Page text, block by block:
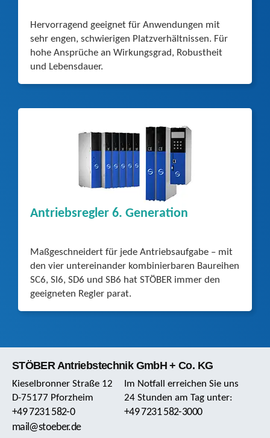
Hervorragend geeignet für Anwendungen mit
sehr engen, schwierigen Platzverhältnissen. Für
hohe Ansprüche an Wirkungsgrad, Robustheit
und Lebensdauer.
Antriebsregler 6. Generation
Maßgeschneidert für jede Antriebsaufgabe – mit
den vier untereinander kombinierbaren Baureihen
SC6, SI6, SD6 und SB6 hat STÖBER immer den
geeigneten Regler parat.
STÖBER Antriebstechnik GmbH + Co. KG
Kieselbronner Straße 12
D-75177 Pforzheim
+49 7231 582-0
mail@stoeber.de
Im Notfall erreichen Sie uns
24 Stunden am Tag unter:
+49 7231 582-3000